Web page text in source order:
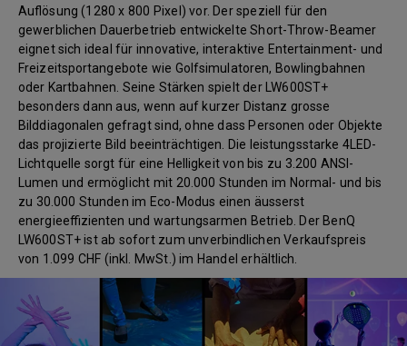
Auflösung (1280 x 800 Pixel) vor. Der speziell für den
gewerblichen Dauerbetrieb entwickelte Short-Throw-Beamer
eignet sich ideal für innovative, interaktive Entertainment- und
Freizeitsportangebote wie Golfsimulatoren, Bowlingbahnen
oder Kartbahnen. Seine Stärken spielt der LW600ST+
besonders dann aus, wenn auf kurzer Distanz grosse
Bilddiagonalen gefragt sind, ohne dass Personen oder Objekte
das projizierte Bild beeinträchtigen. Die leistungsstarke 4LED-
Lichtquelle sorgt für eine Helligkeit von bis zu 3.200 ANSI-
Lumen und ermöglicht mit 20.000 Stunden im Normal- und bis
zu 30.000 Stunden im Eco-Modus einen äusserst
energieeffizienten und wartungsarmen Betrieb. Der BenQ
LW600ST+ ist ab sofort zum unverbindlichen Verkaufspreis
von 1.099 CHF (inkl. MwSt.) im Handel erhältlich.